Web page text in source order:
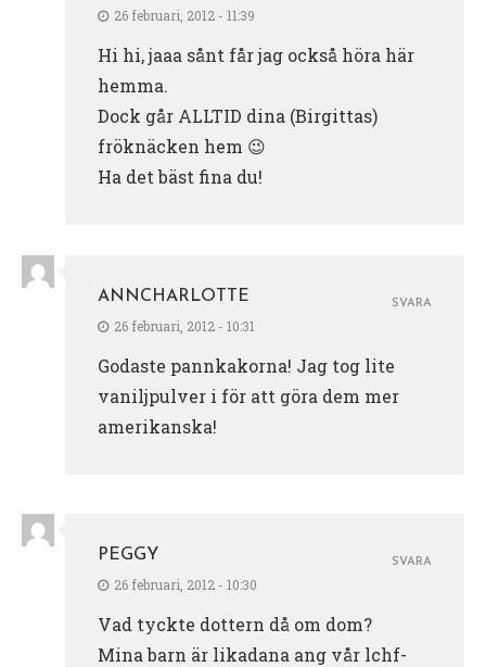
26 februari, 2012 - 11:39
Hi hi, jaaa sånt får jag också höra här
hemma.
Dock går ALLTID dina (Birgittas)
fröknäcken hem 😉
Ha det bäst fina du!
ANNCHARLOTTE
26 februari, 2012 - 10:31
Godaste pannkakorna! Jag tog lite
vaniljpulver i för att göra dem mer
amerikanska!
SVARA
PEGGY
26 februari, 2012 - 10:30
Vad tyckte dottern då om dom?
Mina barn är likadana ang vår lchf-
SVARA